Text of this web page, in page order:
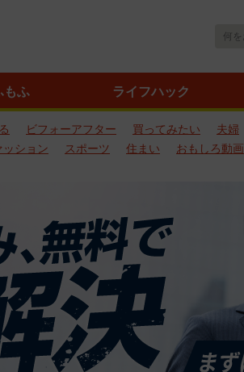
もふ ライフハック
ビフォーアフター 買ってみたい 夫婦
ッション スポーツ 住まい おもしろ動画